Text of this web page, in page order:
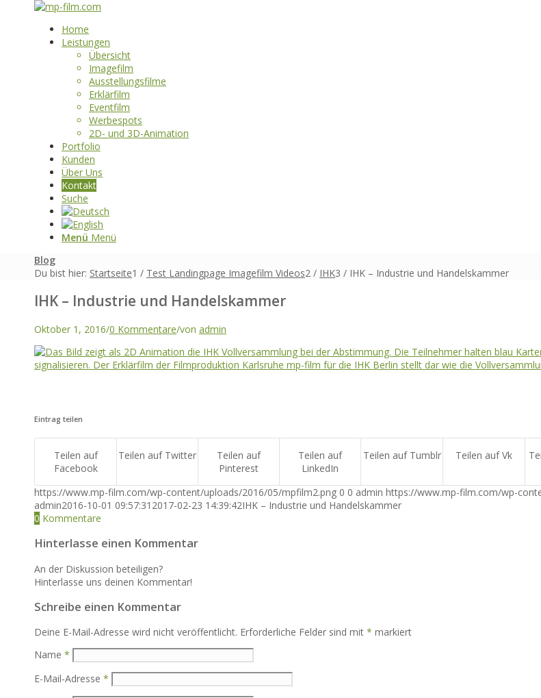
Home
Leistungen
Übersicht
Imagefilm
Ausstellungsfilme
Erklärfilm
Eventfilm
Werbespots
2D- und 3D-Animation
Portfolio
Kunden
Über Uns
Kontakt
Suche
Menü Menü
Blog
Du bist hier: Startseite1 / Test Landingpage Imagefilm Videos2 / IHK3 / IHK – Industrie und Handelskammer
IHK – Industrie und Handelskammer
Oktober 1, 2016/0 Kommentare/von admin
Eintrag teilen
Teilen auf
Facebook
Teilen auf Twitter
Teilen auf
Pinterest
Teilen auf
LinkedIn
Teilen auf Tumblr Teilen auf Vk
https://www.mp-film.com/wp-content/uploads/2016/05/mpfilm2.png 0 0 admin https://www.mp-film.com/wp-
admin2016-10-01 09:57:31 2017-02-23 14:39:42IHK – Industrie und Handelskammer
0 Kommentare
Hinterlasse einen Kommentar
An der Diskussion beteiligen?
Hinterlasse uns deinen Kommentar!
Schreibe einen Kommentar
Deine E-Mail-Adresse wird nicht veröffentlicht. Erforderliche Felder sind mit * markiert
Name *
E-Mail-Adresse *